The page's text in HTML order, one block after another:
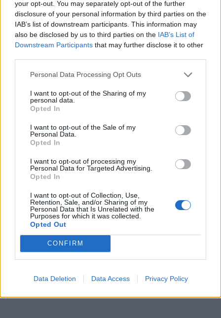
your opt-out. You may separately opt-out of the further
disclosure of your personal information by third parties on the
IAB’s list of downstream participants. This information may
also be disclosed by us to third parties on the IAB’s List of
Downstream Participants that may further disclose it to other
Personal Data Processing Opt Outs
I want to opt-out of the Sharing of my
personal data.
Opted In
I want to opt-out of the Sale of my
Personal Data.
Opted In
I want to opt-out of processing my
Personal Data for Targeted Advertising.
Opted In
I want to opt-out of Collection, Use,
Retention, Sale, and/or Sharing of my
Personal Data that Is Unrelated with the
Purposes for which it was collected.
Opted Out
CONFIRM
Data Deletion Data Access Privacy Policy